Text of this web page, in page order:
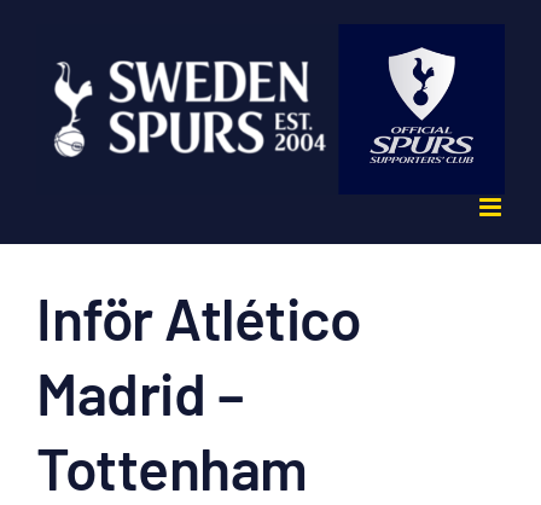
innehållet
Inför Atlético
Madrid –
Tottenham